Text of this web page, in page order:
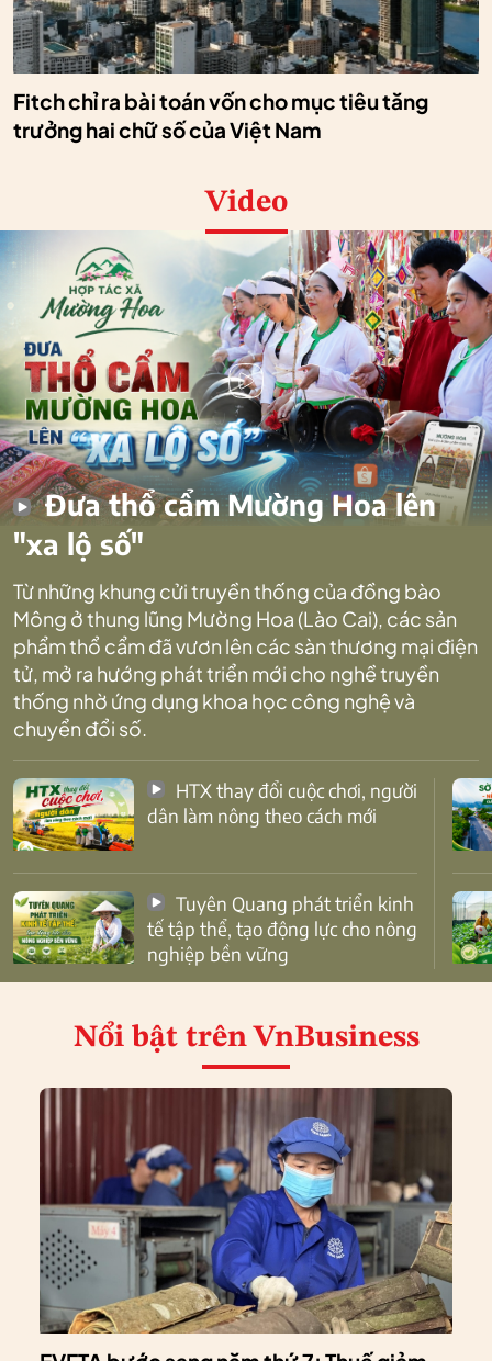
Fitch chỉ ra bài toán vốn cho mục tiêu tăng
trưởng hai chữ số của Việt Nam
Video
Đưa thổ cẩm Mường Hoa lên
"xa lộ số"
Từ những khung cửi truyền thống của đồng bào
Mông ở thung lũng Mường Hoa (Lào Cai), các sản
phẩm thổ cẩm đã vươn lên các sàn thương mại điện
tử, mở ra hướng phát triển mới cho nghề truyền
thống nhờ ứng dụng khoa học công nghệ và
chuyển đổi số.
dân làm nông theo cách mới
tế tập thể, tạo động lực cho nông
nghiệp bền vững
Nổi bật trên VnBusiness